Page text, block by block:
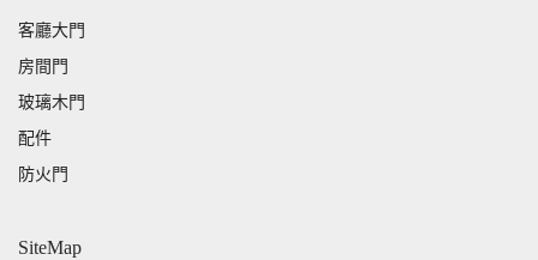
客廳大門
房間門
玻璃木門
配件
防火門
SiteMap